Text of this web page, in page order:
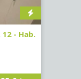
12 - Hab.